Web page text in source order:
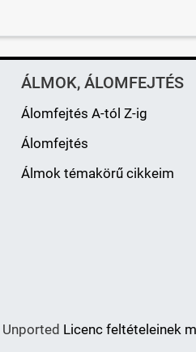
ÁLMOK, ÁLOMFEJTÉS
Álomfejtés A-tól Z-ig
Álomfejtés
Álmok témakörű cikkeim
Licenc feltételeinek